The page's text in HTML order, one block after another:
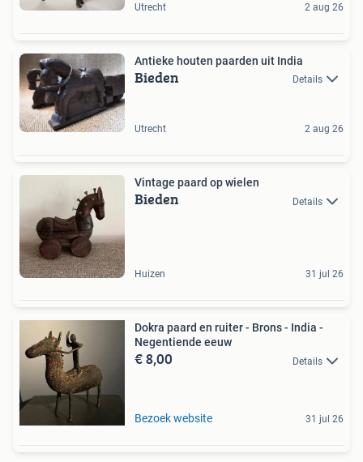
Utrecht 2 aug 26
Antieke houten paarden uit India
Bieden Details
Utrecht 2 aug 26
Vintage paard op wielen
Bieden Details
Huizen 31 jul 26
Dokra paard en ruiter - Brons - India -
Negentiende eeuw
€ 8,00 Details
Bezoek website 31 jul 26